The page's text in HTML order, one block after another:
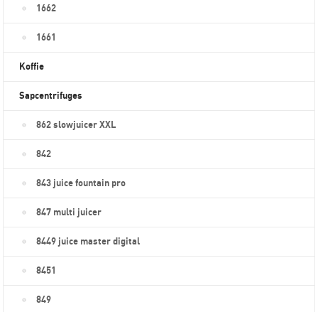
1662
1661
Koffie
Sapcentrifuges
862 slowjuicer XXL
842
843 juice fountain pro
847 multi juicer
8449 juice master digital
8451
849